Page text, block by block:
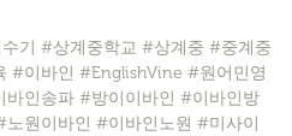
기 #상계중학교 #상계중 #중계중
#이바인 #EnglishVine #원어민영
인송파 #방이이바인 #이바인방
원이바인 #이바인노원 #미사이